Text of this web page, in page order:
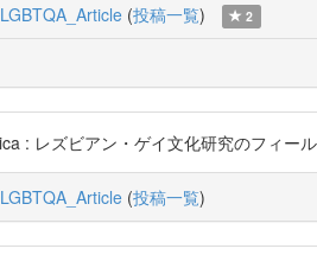
(投稿一覧) 2
: レズビアン・ゲイ文化研究のフィ
(投稿一覧)